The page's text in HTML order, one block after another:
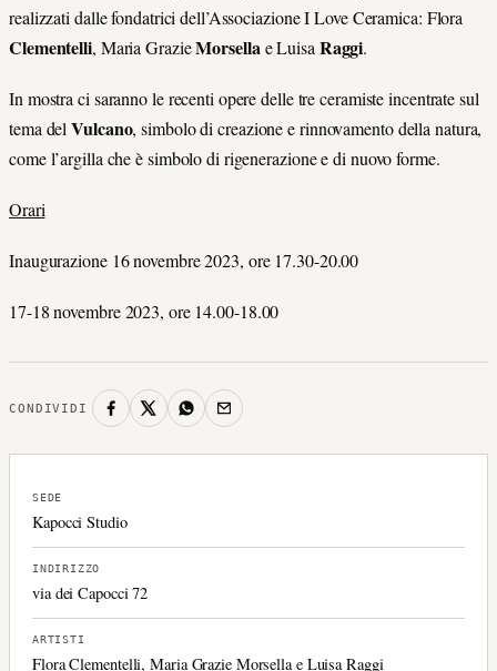
realizzati dalle fondatrici dell’Associazione I Love Ceramica: Flora
Clementelli, Maria GrazieMorsellae Luisa Raggi.
In mostra ci saranno le recenti opere delle tre ceramiste incentrate sul
tema delVulcano, simbolo di creazione e rinnovamento della natura,
come l’argilla che è simbolo di rigenerazione e di nuovo forme.
Orari
Inaugurazione 16 novembre 2023, ore 17.30-20.00
17-18 novembre 2023, ore 14.00-18.00
CONDIVIDI
SEDE
Kapocci Studio
INDIRIZZO
via dei Capocci 72
ARTISTI
Flora Clementelli, Maria Grazie Morsella e Luisa Raggi